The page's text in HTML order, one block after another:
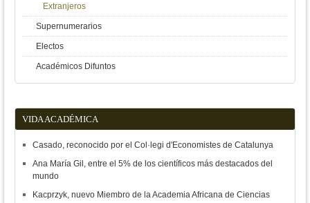
Extranjeros
Supernumerarios
Electos
Académicos Difuntos
VIDA ACADÉMICA
Casado, reconocido por el Col·legi d'Economistes de Catalunya
Ana María Gil, entre el 5% de los científicos más destacados del
mundo
Kacprzyk, nuevo Miembro de la Academia Africana de Ciencias